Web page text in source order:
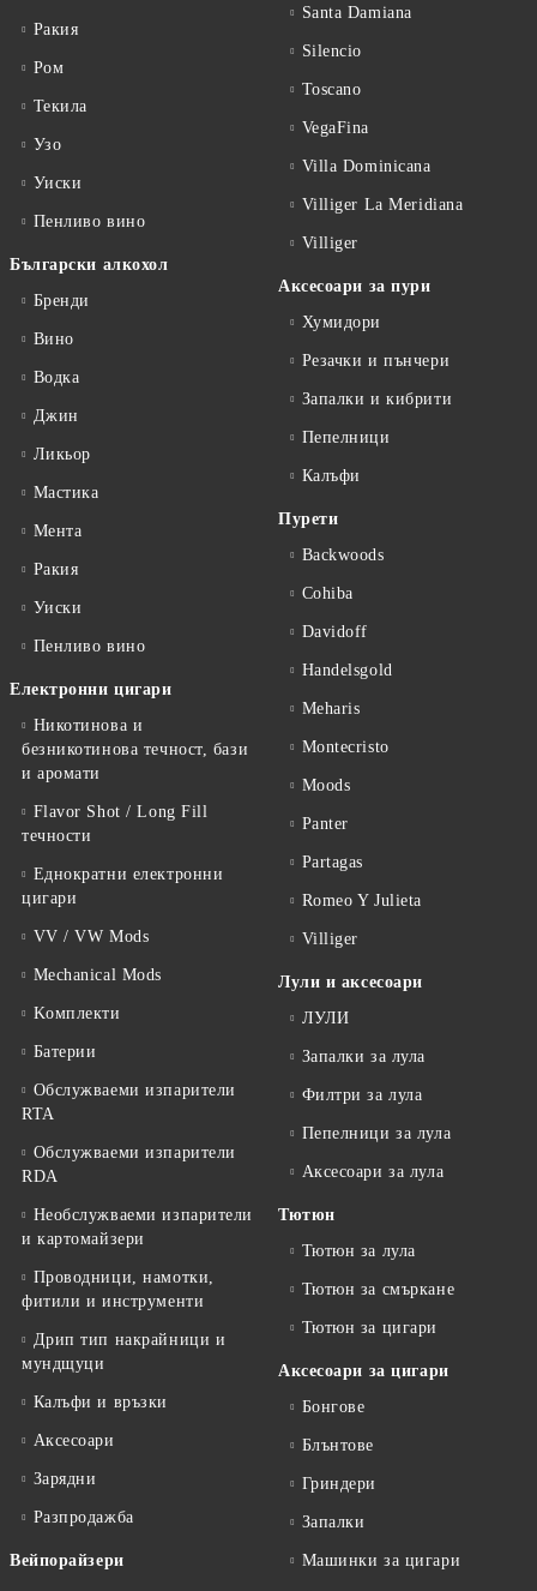
Ракия
Ром
Текила
Узо
Уиски
Пенливо вино
Български алкохол
Бренди
Вино
Водка
Джин
Ликьор
Мастика
Мента
Ракия
Уиски
Пенливо вино
Електронни цигари
Никотинова и
безникотинова течност, бази
и аромати
Flavor Shot / Long Fill
течности
Еднократни електронни
цигари
VV / VW Mods
Mechanical Mods
Kомплекти
Батерии
Обслужваеми изпарители
RTA
Обслужваеми изпарители
RDA
Необслужваеми изпарители
и картомайзери
Проводници, намотки,
фитили и инструменти
Дрип тип накрайници и
мундщуци
Калъфи и връзки
Аксесоари
Зарядни
Разпродажба
Вейпорайзери
Santa Damiana
Silencio
Toscano
VegaFina
Villa Dominicana
Villiger La Meridiana
Villiger
Аксесоари за пури
Хумидори
Резачки и пънчери
Запалки и кибрити
Пепелници
Калъфи
Пурети
Backwoods
Cohiba
Davidoff
Handelsgold
Meharis
Montecristo
Moods
Panter
Partagas
Romeo Y Julieta
Villiger
Лули и аксесоари
ЛУЛИ
Запалки за лула
Филтри за лула
Пепелници за лула
Аксесоари за лула
Тютюн
Тютюн за лула
Тютюн за смъркане
Тютюн за цигари
Аксесоари за цигари
Бонгове
Блънтове
Гриндери
Запалки
Машинки за цигари